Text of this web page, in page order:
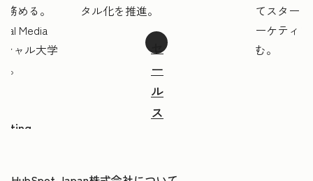
める。
Media
ャル大学
タル化を推進。
セ
ー
ル
ス
レ
てスター
ーケティ
む。